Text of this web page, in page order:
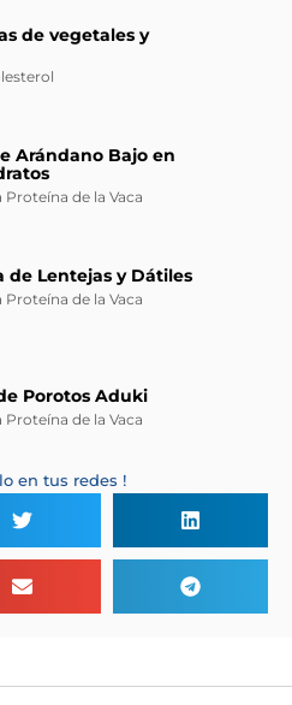
de vegetales y
Arándano Bajo en
Proteína de la Vaca
de Lentejas y Dátiles
Proteína de la Vaca
Porotos Aduki
Proteína de la Vaca
en tus redes !